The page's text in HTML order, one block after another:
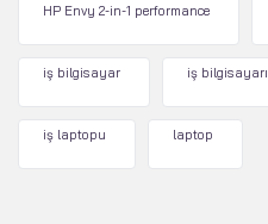
HP Envy 2-in-1 performance
iş bilgisayar iş bilgisayarı
iş laptopu laptop